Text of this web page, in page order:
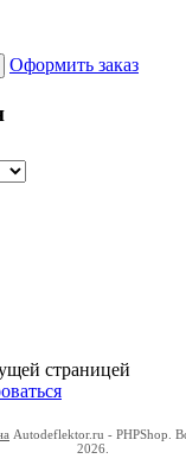
Оформить заказ
страницей
Autodeflektor.ru - PHPShop.
2026.